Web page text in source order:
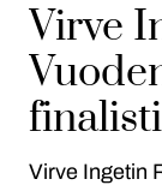
Virve
finalisti
Virve Ingetin